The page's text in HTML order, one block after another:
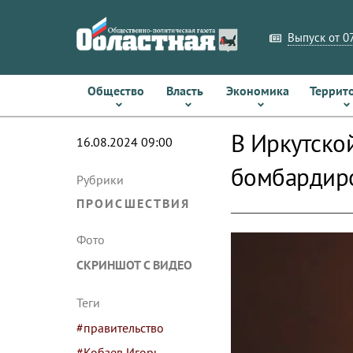
Выпуск от
Общество Власть Экономика
16.08.2024 09:00
Рубрики
ПРОИСШЕСТВИЯ
Фото
СКРИНШОТ С ВИДЕО
Теги
#правительство
В